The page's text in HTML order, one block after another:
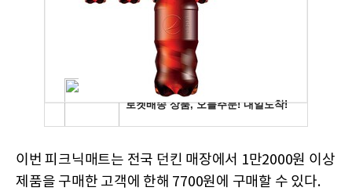
이번 피크닉매트는 전국 던킨 매장에서 1만2000원 이상
제품을 구매한 고객에 한해 7700원에 구매할 수 있다.